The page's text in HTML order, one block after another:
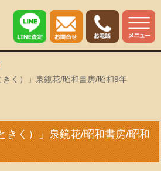
きく）」泉鏡花/昭和書房/昭和9年
きく）」泉鏡花/昭和書房/昭和